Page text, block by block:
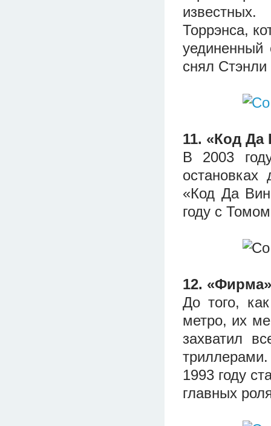
Торрэнса,
снял Стэнли
11. «Код Да
В 2003
«Код Да
году с
12. «Фирма»
До того,
метро, их
захватил
1993 году
главных